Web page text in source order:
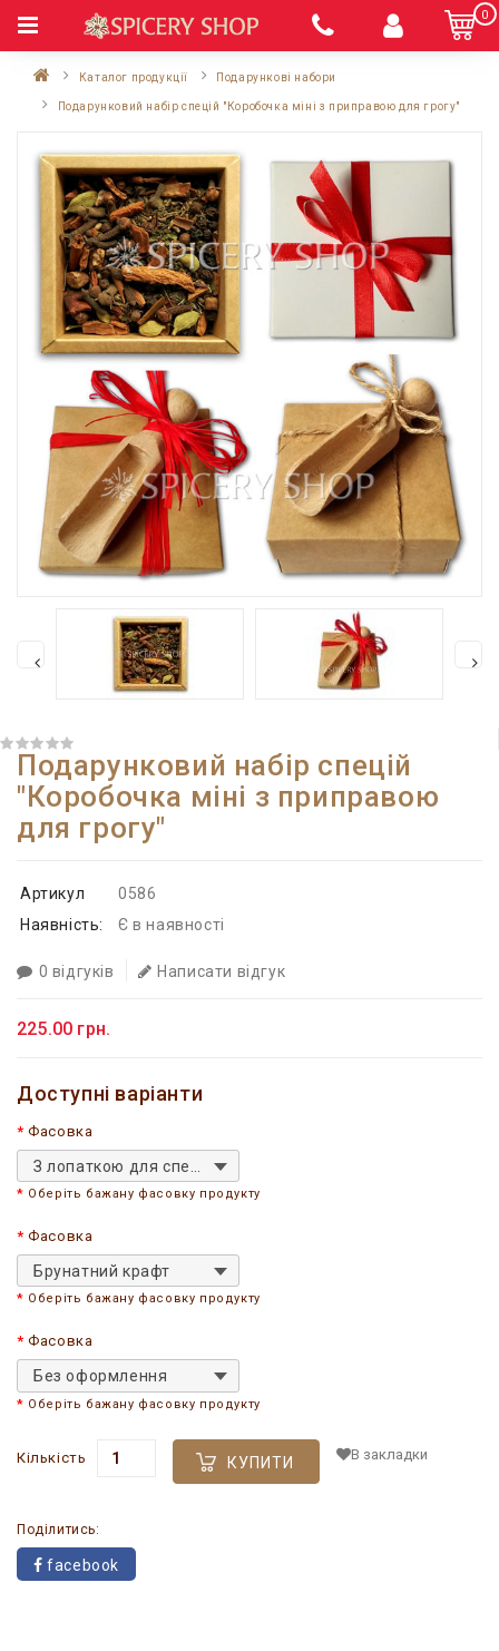
0
Каталог продукції Подарункові набори
Подарунковий набір спецій "Коробочка міні з приправою для грогу"
Подарунковий набір спецій
"Коробочка міні з приправою
для грогу"
Артикул
0586
Наявність:
Є в наявності
0 відгуків Написати відгук
225.00 грн.
Доступні варіанти
Фасовка
Оберіть бажану фасовку продукту
Фасовка
Брунатний крафт
Оберіть бажану фасовку продукту
Фасовка
Без оформлення
Оберіть бажану фасовку продукту
Кількість КУПИТИ В закладки
Поділитись:
facebook